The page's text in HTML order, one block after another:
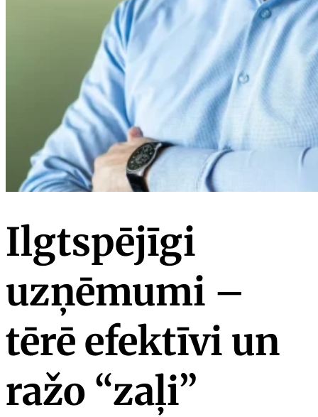
Ilgtspējīgi
uzņēmumi –
tērē efektīvi un
ražo “zaļi”